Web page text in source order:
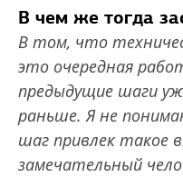
В чем же тогда
В том, что
это очередная
предыдущие шаги
раньше. Я не
шаг привлек такое
замечательный